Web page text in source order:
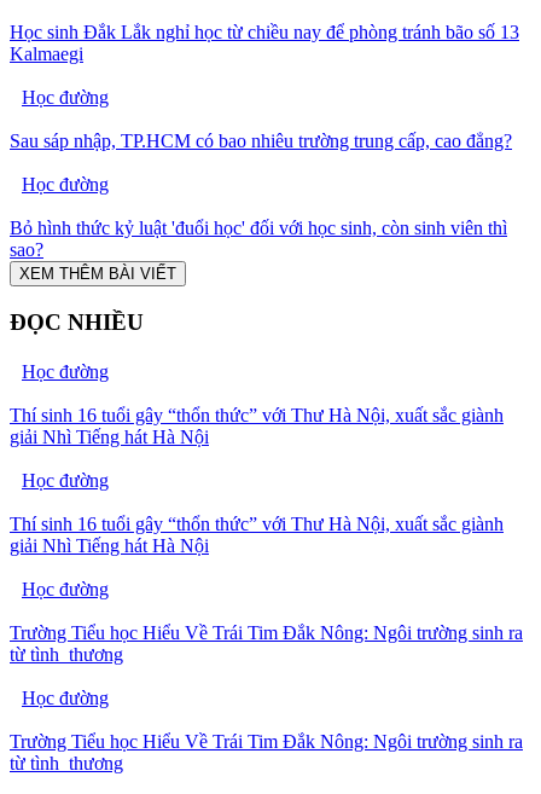
Học sinh Đắk Lắk nghỉ học từ chiều nay để phòng tránh bão số 13
Kalmaegi
Học đường
Sau sáp nhập, TP.HCM có bao nhiêu trường trung cấp, cao đẳng?
Học đường
Bỏ hình thức kỷ luật 'đuổi học' đối với học sinh, còn sinh viên thì
sao?
XEM THÊM BÀI VIẾT
ĐỌC NHIỀU
Học đường
Thí sinh 16 tuổi gây “thổn thức” với Thư Hà Nội, xuất sắc giành
giải Nhì Tiếng hát Hà Nội
Học đường
Thí sinh 16 tuổi gây “thổn thức” với Thư Hà Nội, xuất sắc giành
giải Nhì Tiếng hát Hà Nội
Học đường
Trường Tiểu học Hiểu Về Trái Tim Đắk Nông: Ngôi trường sinh ra
từ tình thương
Học đường
Trường Tiểu học Hiểu Về Trái Tim Đắk Nông: Ngôi trường sinh ra
từ tình thương